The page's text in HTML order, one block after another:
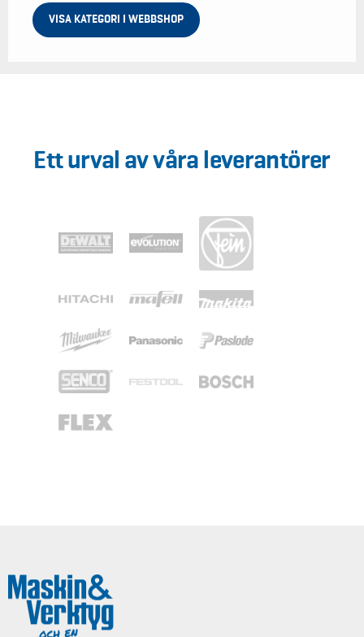
VISA KATEGORI I WEBBSHOP
Ett urval av våra leverantörer